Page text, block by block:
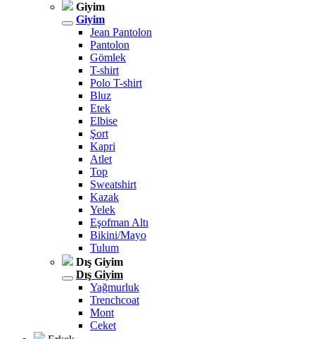
Giyim
Giyim
Jean Pantolon
Pantolon
Gömlek
T-shirt
Polo T-shirt
Bluz
Etek
Elbise
Şort
Kapri
Atlet
Top
Sweatshirt
Kazak
Yelek
Eşofman Altı
Bikini/Mayo
Tulum
Dış Giyim
Dış Giyim
Yağmurluk
Trenchcoat
Mont
Ceket